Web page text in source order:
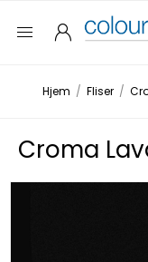
Hjem / Fliser /
Croma